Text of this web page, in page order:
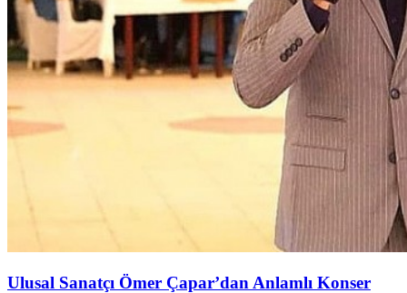
Ulusal Sanatçı Ömer Çapar’dan Anlamlı Konser